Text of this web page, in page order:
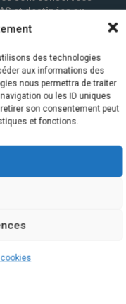
des technologies
aux informations des
nous permettra de traiter
ou les ID uniques
son consentement peut
et fonctions.
et destinées au
centrales
réponses